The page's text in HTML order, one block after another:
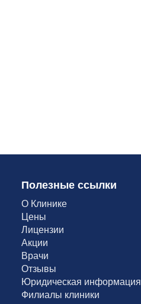
Полезные ссылки
О Клинике
Цены
Лицензии
Акции
Врачи
Отзывы
Юридическая информация
Филиалы клиники